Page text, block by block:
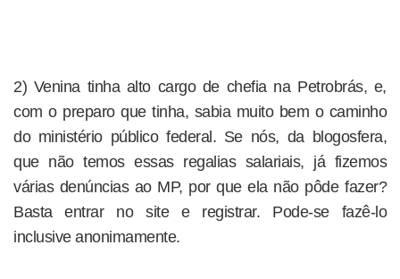
2) Venina tinha alto cargo de chefia na Petrobrás, e,
com o preparo que tinha, sabia muito bem o caminho
do ministério público federal. Se nós, da blogosfera,
que não temos essas regalias salariais, já fizemos
várias denúncias ao MP, por que ela não pôde fazer?
Basta entrar no site e registrar. Pode-se fazê-lo
inclusive anonimamente.